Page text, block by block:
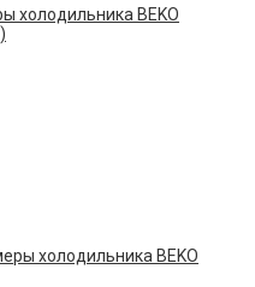
холодильника BEKO